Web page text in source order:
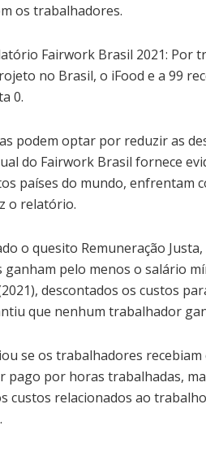
os trabalhadores.
Fairwork Brasil 2021: Por
no Brasil, o iFood e a 99
0.
podem optar por reduzir as
do Fairwork Brasil fornece
países do mundo, enfrentam
o relatório.
o quesito Remuneração
pelo menos o salário
descontados os custos
que nenhum trabalhador
se os trabalhadores
pago por horas trabalhadas,
custos relacionados ao